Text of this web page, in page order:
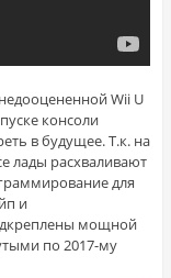
Wii U
консоли
в будущее. Т.к. на
лады расхваливают
для
и
мощной
по 2017-му